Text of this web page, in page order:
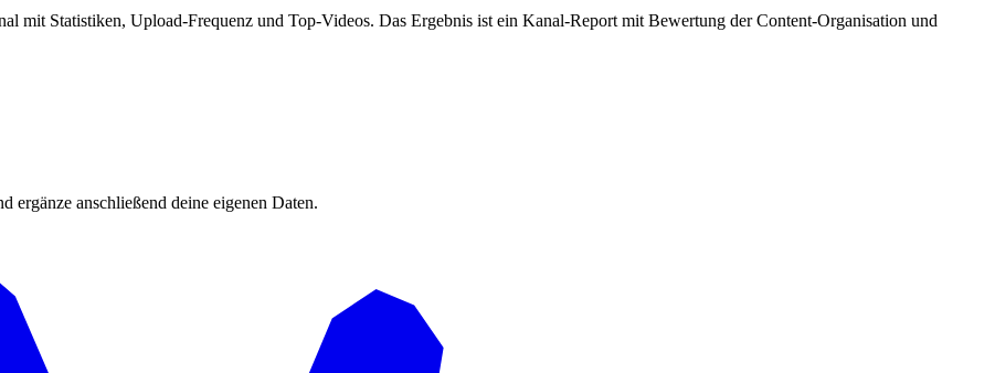
mit Statistiken, Upload-Frequenz und Top-Videos. Das Ergebnis ist ein Kanal-Report mit Bewertung der Content-Organisation und
anschließend deine eigenen Daten.